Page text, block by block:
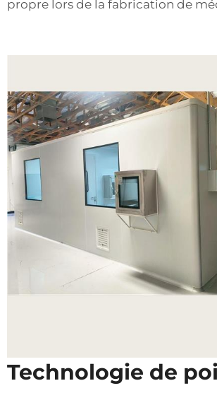
propre lors de la fabrication de
Technologie de